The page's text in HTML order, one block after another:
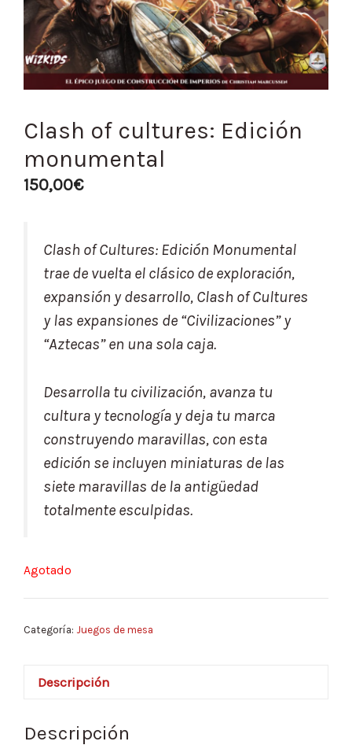
Clash of cultures: Edición
monumental
150,00€
Clash of Cultures: Edición Monumental
trae de vuelta el clásico de exploración,
expansión y desarrollo, Clash of Cultures
y las expansiones de “Civilizaciones” y
“Aztecas” en una sola caja.
Desarrolla tu civilización, avanza tu
cultura y tecnología y deja tu marca
construyendo maravillas, con esta
edición se incluyen miniaturas de las
siete maravillas de la antigüedad
totalmente esculpidas.
Agotado
Categoría: Juegos de mesa
Descripción
Descripción